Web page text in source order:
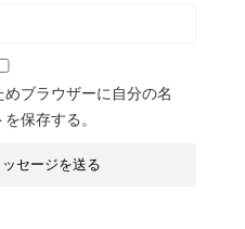
ブラウザーに自分の名
保存する。